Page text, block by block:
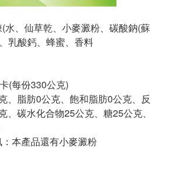
水、仙草乾、小麥澱粉、碳酸鈉(蘇
乳酸鈣、蜂蜜、香料
(每份330公克)
、脂肪0公克、飽和脂肪0公克、反
、碳水化合物25公克、糖25公克、
本產品還有小麥澱粉